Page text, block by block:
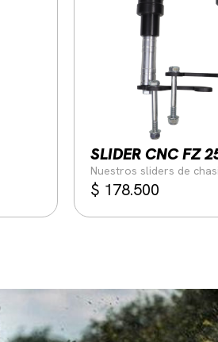
SLIDER CNC FZ
Nuestros sliders de
$ 178.500